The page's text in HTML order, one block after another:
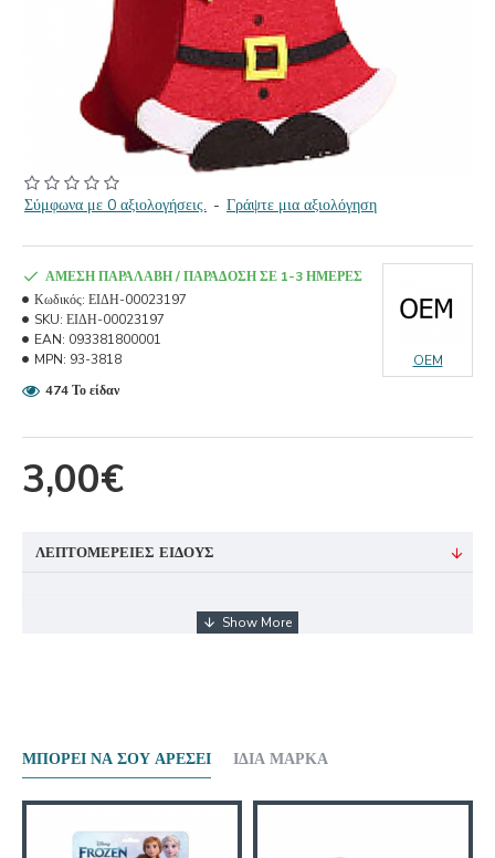
Σύμφωνα με 0 αξιολογήσεις. - Γράψτε μια αξιολόγηση
3,00€
ΆΜΕΣΗ ΠΑΡΑΛΑΒΉ / ΠΑΡΆΔΟΣΗ ΣΕ 1-3 ΗΜΈΡΕΣ
Κωδικός: ΕΙΔΗ-00023197
SKU: ΕΙΔΗ-00023197
EAN: 093381800001
MPN: 93-3818
OEM
474 Το είδαν
ΛΕΠΤΟΜΈΡΕΙΕΣ ΕΊΔΟΥΣ
ΜΠΟΡΕΊ ΝΑ ΣΟΥ ΑΡΈΣΕΙ ΊΔΙΑ ΜΆΡΚΑ